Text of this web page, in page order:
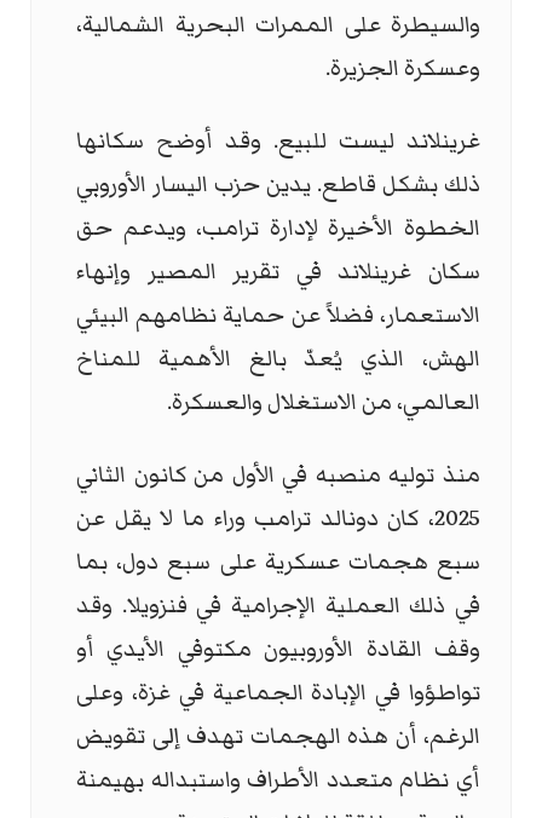
والسيطرة على الممرات البحرية الشمالية،
وعسكرة الجزيرة.
غرينلاند ليست للبيع. وقد أوضح سكانها
ذلك بشكل قاطع. يدين حزب اليسار الأوروبي
الخطوة الأخيرة لإدارة ترامب، ويدعم حق
سكان غرينلاند في تقرير المصير وإنهاء
الاستعمار، فضلاً عن حماية نظامهم البيئي
الهش، الذي يُعدّ بالغ الأهمية للمناخ
العالمي، من الاستغلال والعسكرة.
منذ توليه منصبه في الأول من كانون الثاني
2025، كان دونالد ترامب وراء ما لا يقل عن
سبع هجمات عسكرية على سبع دول، بما
في ذلك العملية الإجرامية في فنزويلا. وقد
وقف القادة الأوروبيون مكتوفي الأيدي أو
تواطؤوا في الإبادة الجماعية في غزة، وعلى
الرغم، أن هذه الهجمات تهدف إلى تقويض
أي نظام متعدد الأطراف واستبداله بهيمنة